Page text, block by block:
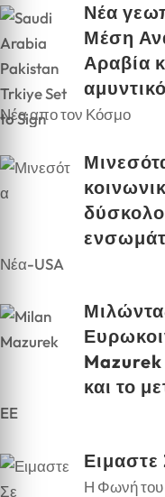
Νέα
Μέση
Αραβία
Νέα απο τον Κόσμο
Νέα-USA
και το
EE
Η Φωνή του